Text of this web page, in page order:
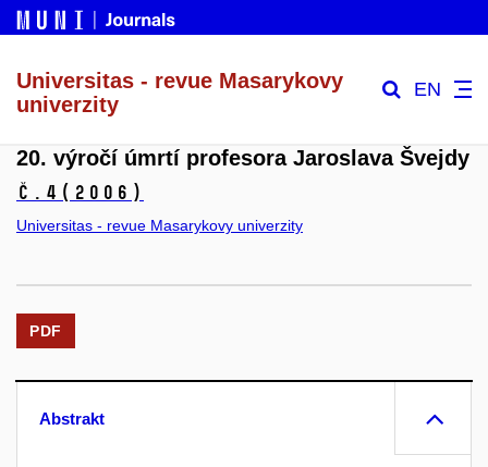
Universitas - revue Masarykovy
univerzity
EN
20. výročí úmrtí profesora Jaroslava Švejdy
č.4 (2006)
Universitas - revue Masarykovy univerzity
PDF
Abstrakt